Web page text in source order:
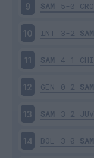
9 SAM 5-0 CRO
10 INT 3-2 SAM
11 SAM 4-1 CHI
12 GEN 0-2 SAM
13 SAM 3-2 JUV
14 BOL 3-0 SAM